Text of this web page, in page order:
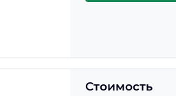
Стоимость